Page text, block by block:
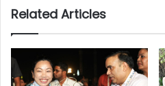
Related Articles